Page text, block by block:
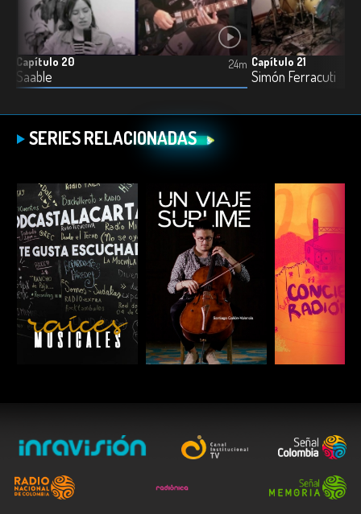
Capítulo 20
Saable
24m Capítulo 21
Simón Ferracuti
SERIES RELACIONADAS
ESCUCHAR ESCUCHAR